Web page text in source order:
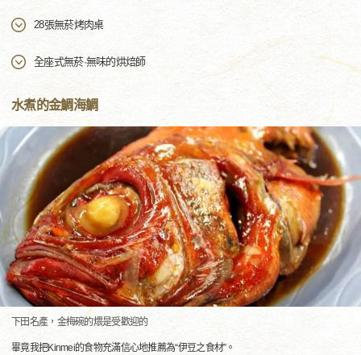
28張無菸烤肉桌
全座式無菸·無味的烘焙師
水煮的金鯛海鯛
下田名產，金梅碗的煨是受歡迎的
畢竟我把Kinmei的食物充滿信心地推薦為“伊豆之食材”。